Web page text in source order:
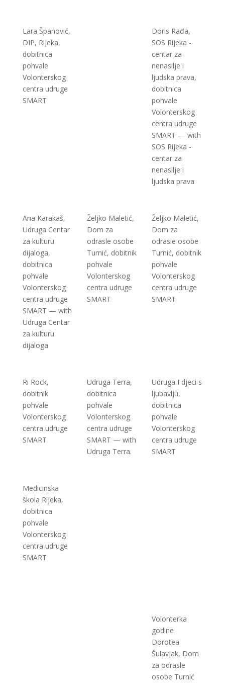
Lara Španović,
DIP, Rijeka,
dobitnica
pohvale
Volonterskog
centra udruge
SMART
Doris Rađa,
SOS Rijeka -
centar za
nenasilje i
ljudska prava,
dobitnica
pohvale
Volonterskog
centra udruge
SMART — with
SOS Rijeka -
centar za
nenasilje i
ljudska prava
Ana Karakaš,
Udruga Centar
za kulturu
dijaloga,
dobitnica
pohvale
Volonterskog
centra udruge
SMART — with
Udruga Centar
za kulturu
dijaloga
Željko Maletić,
Dom za
odrasle osobe
Turnić, dobitnik
pohvale
Volonterskog
centra udruge
SMART
Željko Maletić,
Dom za
odrasle osobe
Turnić, dobitnik
pohvale
Volonterskog
centra udruge
SMART
Ri Rock,
dobitnik
pohvale
Volonterskog
centra udruge
SMART
Udruga Terra,
dobitnica
pohvale
Volonterskog
centra udruge
SMART — with
Udruga Terra.
Udruga I djeci s
ljubavlju,
dobitnica
pohvale
Volonterskog
centra udruge
SMART
Medicinska
škola Rijeka,
dobitnica
pohvale
Volonterskog
centra udruge
SMART
Volonterka
godine
Dorotea
Šulavjak, Dom
za odrasle
osobe Turnić